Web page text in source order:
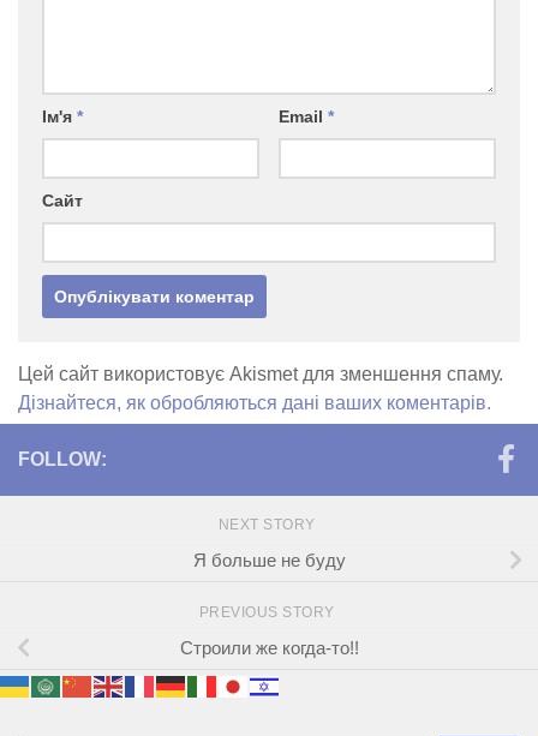
Ім'я * Email *
Сайт
Цей сайт використовує Akismet для зменшення спаму.
Дізнайтеся, як обробляються дані ваших коментарів.
FOLLOW:
NEXT STORY
Я больше не буду
PREVIOUS STORY
Строили же когда-то!!